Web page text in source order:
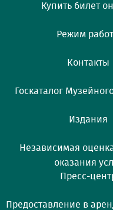
Купить билет
Режим
Контакты
Госкаталог
Издания
Независимая
оказания
Пресс-
Предоставление в